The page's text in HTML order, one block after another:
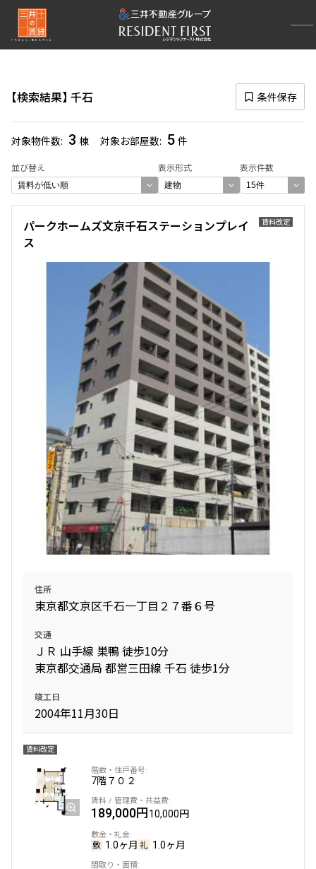
検索結果 千石 条件保存
対象物件数 3 棟 対象お部屋数 5 件
並び替え 表示形式 表示件数
再検索ナビゲーション
選択中の路線
都営三田線
(461)
選択中の駅
千石
(5)
一覧から選び直す
選び方を変更する
検索対象お部屋数
5件
お部屋を再検索
検索結果の絞り込み
〜
礼金なし
敷金なし
礼金１ヶ月以下
間取り
1R〜1K
2LDK
専有面積
〜
賃料改定
パークホームズ文京千石ステーションプレイ
ス
住所
東京都文京区千石一丁目２７番６号
交通
ＪＲ 山手線 巣鴨 徒歩10分
東京都交通局 都営三田線 千石 徒歩1分
竣工日
2004年11月30日
賃料改定
7階７０２
189,000円10,000円
1.0ヶ月 1.0ヶ月